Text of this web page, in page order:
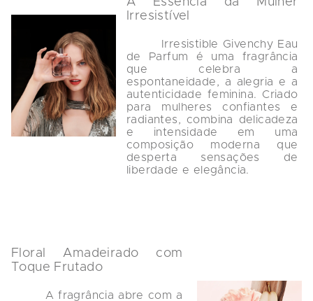
Irresistível
de Parfum é uma fragrância
que celebra a
espontaneidade, a alegria e a
autenticidade feminina. Criado
para mulheres confiantes e
radiantes, combina delicadeza
e intensidade em uma
composição moderna que
desperta sensações de
liberdade e elegância.
Floral Amadeirado com
Toque Frutado